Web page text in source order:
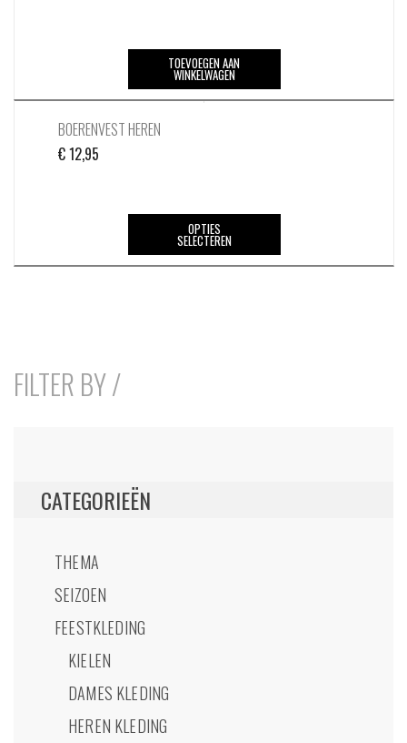
TOEVOEGEN AAN
WINKELWAGEN
BOERENVEST HEREN
€12,95
OPTIES
SELECTEREN
Dit
heeft
FILTER BY /
CATEGORIEËN
THEMA
SEIZOEN
FEESTKLEDING
KIELEN
DAMES KLEDING
HEREN KLEDING